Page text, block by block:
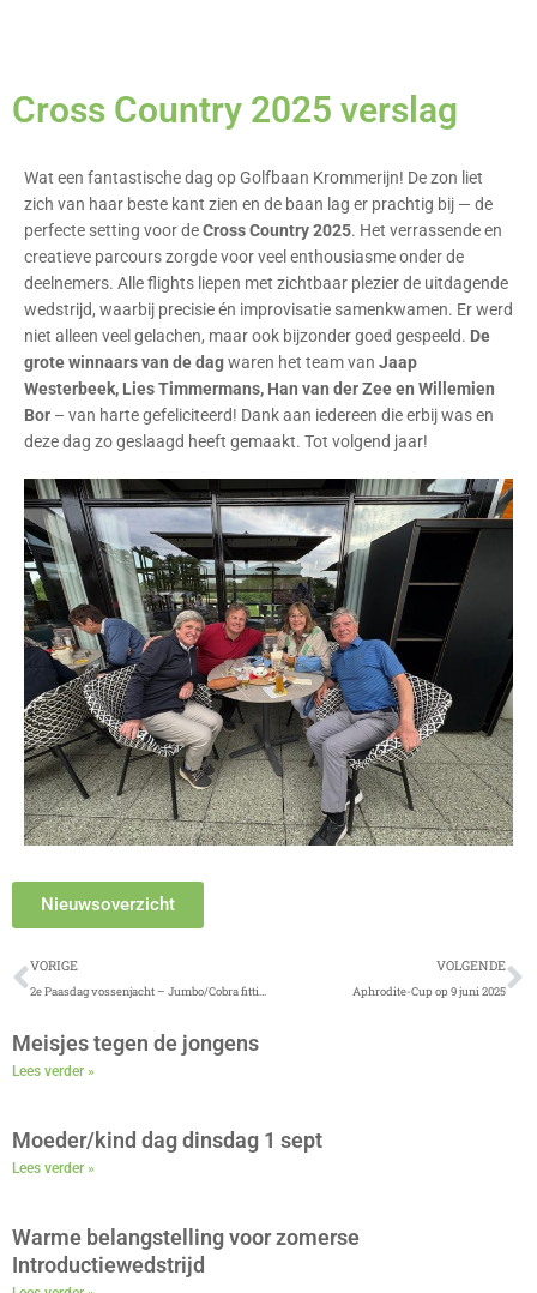
Cross Country 2025 verslag
Wat een fantastische dag op Golfbaan Krommerijn! De zon liet
zich van haar beste kant zien en de baan lag er prachtig bij — de
perfecte setting voor deCross Country 2025. Het verrassende en
creatieve parcours zorgde voor veel enthousiasme onder de
deelnemers. Alle flights liepen met zichtbaar plezier de uitdagende
wedstrijd, waarbij precisie én improvisatie samenkwamen. Er werd
niet alleen veel gelachen, maar ook bijzonder goed gespeeld. De
grote winnaars van de dagwaren het team van Jaap
Westerbeek, Lies Timmermans, Han van der Zee en Willemien
Bor – van harte gefeliciteerd! Dank aan iedereen die erbij was en
deze dag zo geslaagd heeft gemaakt. Tot volgend jaar!
Nieuwsoverzicht
Vorige
VORIGE
2e Paasdag vossenjacht – Jumbo/Cobra fitting
VOLGENDE
Aphrodite-Cup op 9 juni 2025
Meisjes tegen de jongens
Lees verder »
Moeder/kind dag dinsdag 1 sept
Lees verder »
Warme belangstelling voor zomerse
Introductiewedstrijd